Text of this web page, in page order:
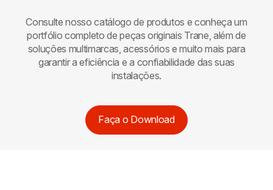
Consulte nosso catálogo de produtos e conheça um
portfólio completo de peças originais Trane, além de
soluções multimarcas, acessórios e muito mais para
garantir a eficiência e a confiabilidade das suas
instalações.
Faça o Download